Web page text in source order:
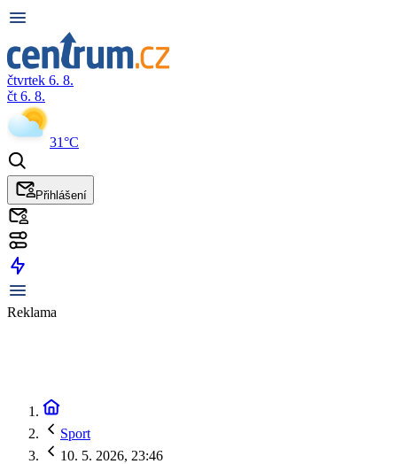
čtvrtek 6. 8.
čt 6. 8.
31°C
Přihlášení
Reklama
Sport
10. 5. 2026, 23:46